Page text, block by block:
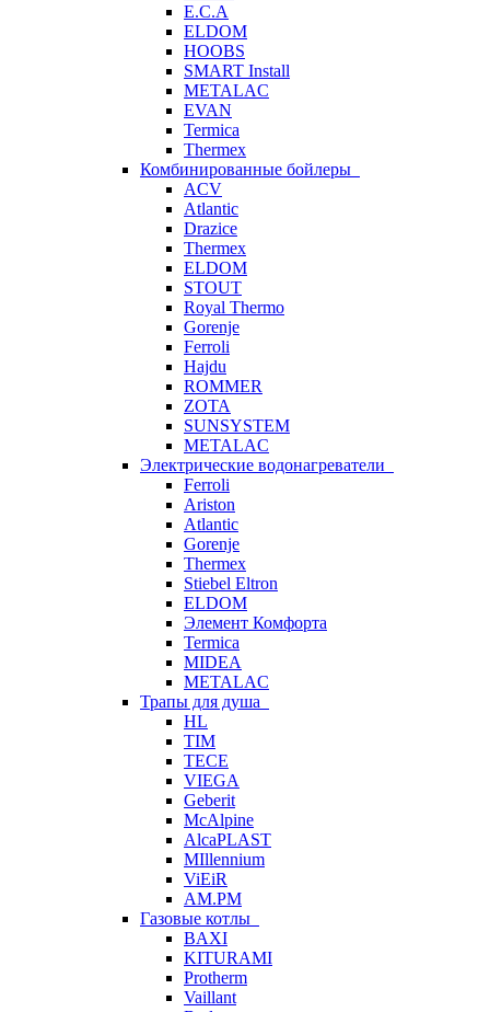
E.C.A
ELDOM
HOOBS
SMART Install
METALAC
EVAN
Termica
Thermex
Комбинированные бойлеры
ACV
Atlantic
Drazice
Thermex
ELDOM
STOUT
Royal Thermo
Gorenje
Ferroli
Hajdu
ROMMER
ZOTA
SUNSYSTEM
METALAC
Электрические водонагреватели
Ferroli
Ariston
Atlantic
Gorenje
Thermex
Stiebel Eltron
ELDOM
Элемент Комфорта
Termica
MIDEA
METALAC
Трапы для душа
HL
TIM
TECE
VIEGA
Geberit
McAlpine
AlcaPLAST
MIllennium
ViEiR
AM.PM
Газовые котлы
BAXI
KITURAMI
Protherm
Vaillant